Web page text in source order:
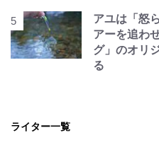
アユは「怒
アーを追わ
グ」のオリ
る
ライター一覧